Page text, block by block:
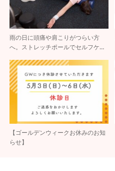
雨の日に頭痛や肩こりがつらい方
へ。ストレッチポールでセルフケ…
【ゴールデンウィークお休みのお知
らせ】